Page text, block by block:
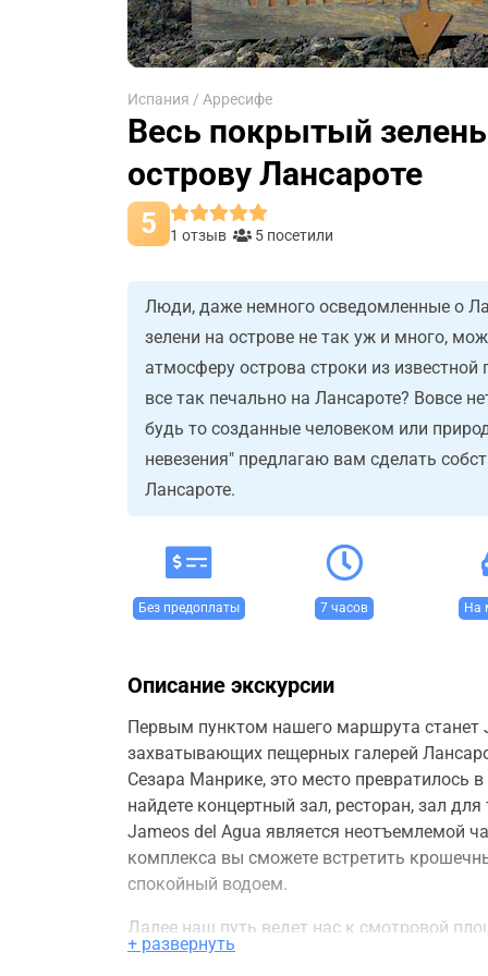
Испания / Арресифе
Весь покрытый
острову Лансароте
5 1 отзыв 5 посетили
Люди, даже немного осведомленные о
зелени на острове не так уж и много,
атмосферу острова строки из известной
все так печально на Лансароте? Вовсе
будь то созданные человеком или
невезения" предлагаю вам сделать
Лансароте.
Без предоплаты 7 часов На
Описание экскурсии
Первым пунктом нашего маршрута станет
захватывающих пещерных галерей
Сезара Манрике, это место превратилось
найдете концертный зал, ресторан, зал
Jameos del Agua является неотъемлемой
комплекса вы сможете встретить
спокойный водоем.
Далее наш путь ведет нас к смотровой
таланта Сезара Манрике и воплощением
+ развернуть